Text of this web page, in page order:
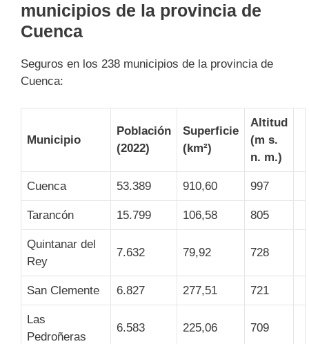
municipios de la provincia de
Cuenca
Seguros en los 238 municipios de la provincia de
Cuenca:
Municipio
Población
(2022)
Superficie
(km²)
Altitud
(m s.
n. m.)
Cuenca 53.389 910,60 997
Tarancón 15.799 106,58 805
Quintanar del
Rey
7.632 79,92 728
San Clemente 6.827 277,51 721
Las
Pedroñeras
6.583 225,06 709